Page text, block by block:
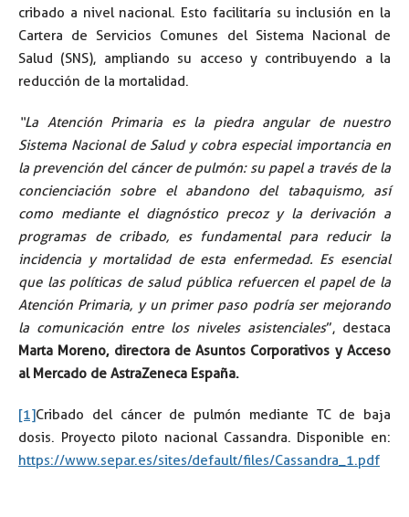
cribado a nivel nacional. Esto facilitaría su inclusión en la
Cartera de Servicios Comunes del Sistema Nacional de
Salud (SNS), ampliando su acceso y contribuyendo a la
reducción de la mortalidad.
“La Atención Primaria es la piedra angular de nuestro
Sistema Nacional de Salud y cobra especial importancia en
la prevención del cáncer de pulmón: su papel a través de la
concienciación sobre el abandono del tabaquismo, así
como mediante el diagnóstico precoz y la derivación a
programas de cribado, es fundamental para reducir la
incidencia y mortalidad de esta enfermedad. Es esencial
que las políticas de salud pública refuercen el papel de la
Atención Primaria, y un primer paso podría ser mejorando
la comunicación entre los niveles asistenciales”, destaca
Marta Moreno, directora de Asuntos Corporativos y Acceso
al Mercado de AstraZeneca España.
[1]Cribado del cáncer de pulmón mediante TC de baja
dosis. Proyecto piloto nacional Cassandra. Disponible en:
https://www.separ.es/sites/default/files/Cassandra_1.pdf